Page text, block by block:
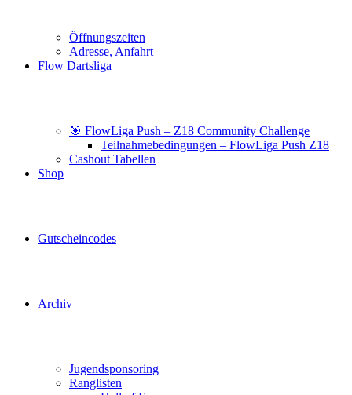
Öffnungszeiten
Adresse, Anfahrt
Flow Dartsliga
🎯 FlowLiga Push – Z18 Community Challenge
Teilnahmebedingungen – FlowLiga Push Z18
Cashout Tabellen
Shop
Gutscheincodes
Archiv
Jugendsponsoring
Ranglisten